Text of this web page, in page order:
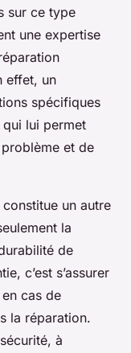
sur ce type
une expertise
effet, un
spécifiques
lui permet
et de
un autre
la
de
c’est s’assurer
cas de
la réparation.
à